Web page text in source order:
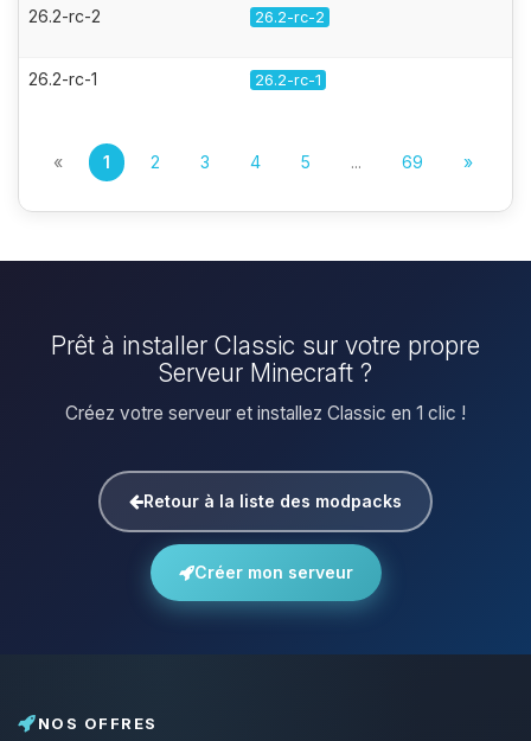
26.2-rc-2 26.2-rc-2
26.2-rc-1 26.2-rc-1
« 1 2 3 4 5 ... 69 »
Prêt à installer Classic sur votre propre
Serveur Minecraft ?
Créez votre serveur et installez Classic en 1 clic !
Retour à la liste des modpacks
Créer mon serveur
NOS OFFRES